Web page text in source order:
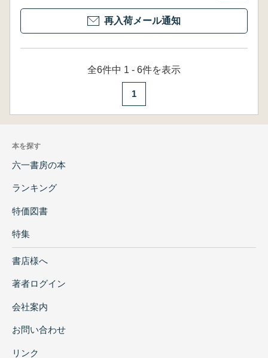
再入荷メール通知
全6件中 1 - 6件を表示
1
本を探す
六一書房の本
ランキング
特価図書
特集
書店様へ
著者ログイン
会社案内
お問い合わせ
リンク